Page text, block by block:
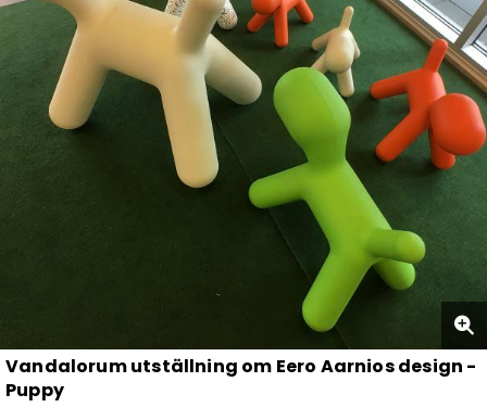
Vandalorum utställning om Eero Aarnios design -
Puppy